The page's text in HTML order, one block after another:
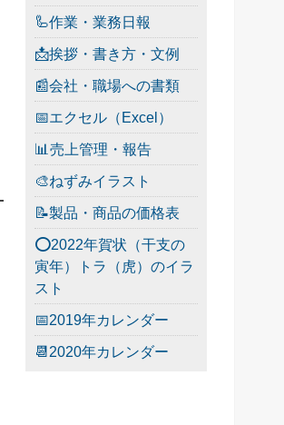
🦾作業・業務日報
📩挨拶・書き方・文例
📰会社・職場への書類
📅エクセル（Excel）
📊売上管理・報告
🎨ねずみイラスト
📝製品・商品の価格表
⭕2022年賀状（干支の
寅年）トラ（虎）のイラ
スト
📅2019年カレンダー
📆2020年カレンダー